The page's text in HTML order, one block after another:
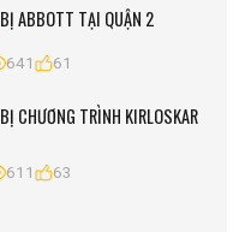
ABBOTT TẠI QUẬN 2
641 61
CHƯƠNG TRÌNH KIRLOSKAR
611 63